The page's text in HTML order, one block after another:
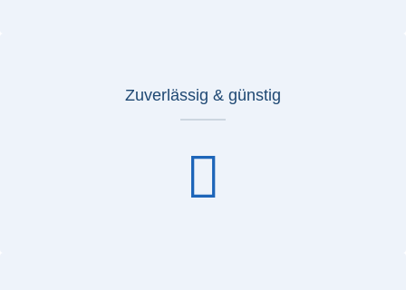
Zuverlässig & günstig